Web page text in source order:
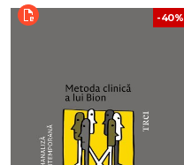
-40%